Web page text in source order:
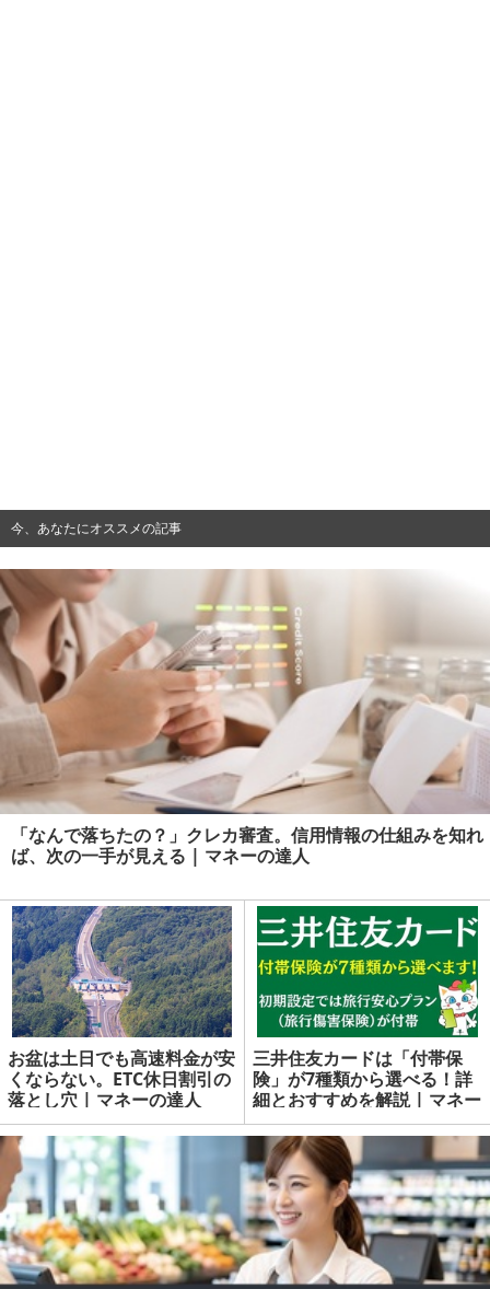
今、あなたにオススメの記事
「なんで落ちたの？」クレカ審査。信用情報の仕組みを知れ
ば、次の一手が見える | マネーの達人
お盆は土日でも高速料金が安
くならない。ETC休日割引の
落とし穴 | マネーの達人
三井住友カードは「付帯保
険」が7種類から選べる！詳
細とおすすめを解説 | マネー
の達人